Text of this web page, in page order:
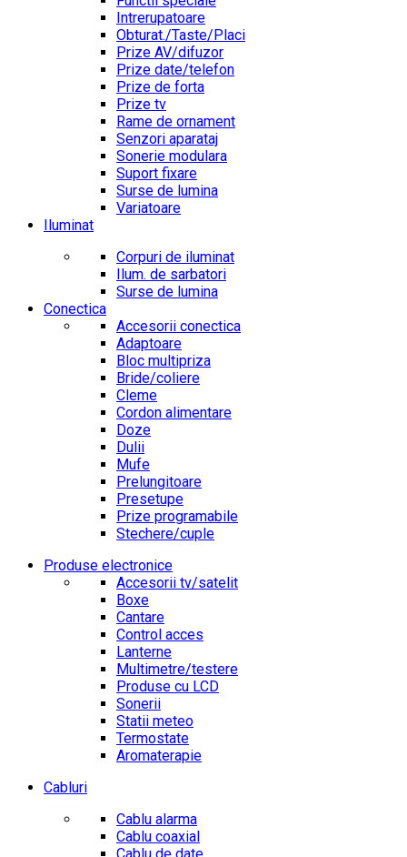
Intrerupatoare
Obturat./Taste/Placi
Prize AV/difuzor
Prize date/telefon
Prize de forta
Prize tv
Rame de ornament
Senzori aparataj
Sonerie modulara
Suport fixare
Surse de lumina
Variatoare
Iluminat
Corpuri de iluminat
Ilum. de sarbatori
Surse de lumina
Conectica
Accesorii conectica
Adaptoare
Bloc multipriza
Bride/coliere
Cleme
Cordon alimentare
Doze
Dulii
Mufe
Prelungitoare
Presetupe
Prize programabile
Stechere/cuple
Produse electronice
Accesorii tv/satelit
Boxe
Cantare
Control acces
Lanterne
Multimetre/testere
Produse cu LCD
Sonerii
Statii meteo
Termostate
Aromaterapie
Cabluri
Cablu alarma
Cablu coaxial